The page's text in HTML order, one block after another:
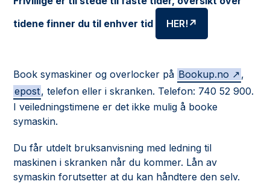
tidene finner du til enhver tid
HER!
Book symaskiner og overlocker på Bookup.no
,
epost, telefon eller i skranken. Telefon: 740 52 900.
I veiledningstimene er det ikke mulig å booke
symaskin.
Du får utdelt bruksanvisning med ledning til
maskinen i skranken når du kommer. Lån av
symaskin forutsetter at du kan håndtere den selv.